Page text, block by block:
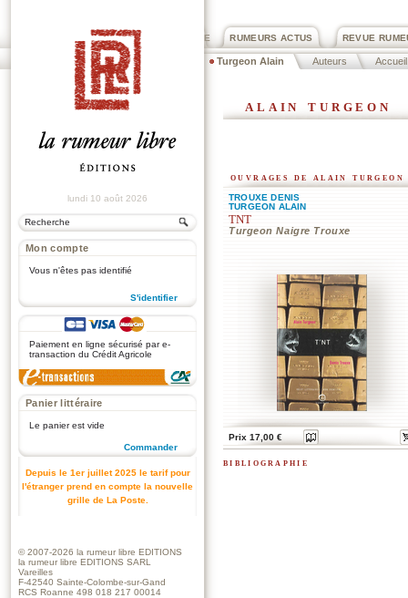
REVUE
RUMEURS ACTUS
PRIX ROGER DEXTRE
Turgeon Alain Auteurs Accueil
lundi 10 août 2026
Mon compte
Vous n'êtes pas identifié
S'identifier
Paiement en ligne sécurisé par e-
transaction du Crédit Agricole
Panier littéraire
Le panier est vide
Commander
Depuis le 1er juillet 2025 le tarif pour
l'étranger prend en compte la nouvelle
grille de La Poste.
alain turgeon
ouvrages de alain turgeon
TROUXE DENIS
TURGEON ALAIN
TNT
Turgeon Naigre Trouxe
Prix 17,00 €
bibliographie
© 2007-2026 la rumeur libre EDITIONS
la rumeur libre EDITIONS SARL
Vareilles
F-42540 Sainte-Colombe-sur-Gand
RCS Roanne 498 018 217 00014